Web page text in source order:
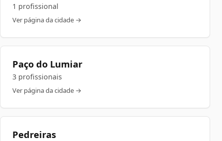
1 profissional
Ver página da cidade →
Paço do Lumiar
3 profissionais
Ver página da cidade →
Pedreiras